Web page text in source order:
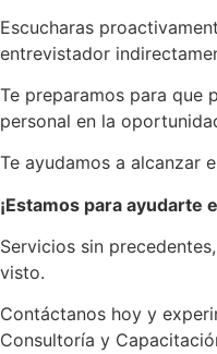
Escucharas
entrevistador
Te preparamos para que
personal en la
Te ayudamos a alcanzar
¡Estamos para ayudarte
Servicios sin
visto.
Contáctanos hoy y
Consultoría y